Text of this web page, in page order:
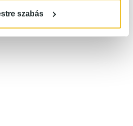
szabás